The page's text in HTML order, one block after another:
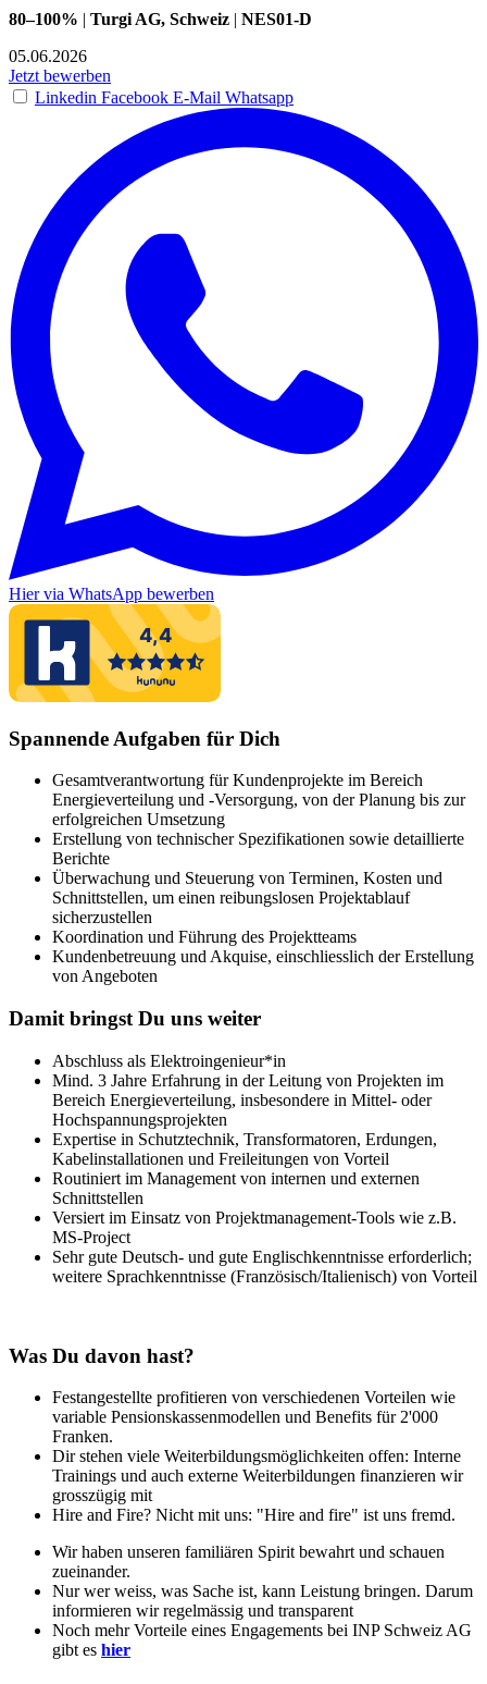
80–100% | Turgi AG, Schweiz | NES01-D
05.06.2026
Jetzt bewerben
Linkedin Facebook E-Mail Whatsapp
Hier via WhatsApp bewerben
Spannende Aufgaben für Dich
Gesamtverantwortung für Kundenprojekte im Bereich
Energieverteilung und -Versorgung, von der Planung bis zur
erfolgreichen Umsetzung
Erstellung von technischer Spezifikationen sowie detaillierte
Berichte
Überwachung und Steuerung von Terminen, Kosten und
Schnittstellen, um einen reibungslosen Projektablauf
sicherzustellen
Koordination und Führung des Projektteams
Kundenbetreuung und Akquise, einschliesslich der Erstellung
von Angeboten
Damit bringst Du uns weiter
Abschluss als Elektroingenieur*in
Mind. 3 Jahre Erfahrung in der Leitung von Projekten im
Bereich Energieverteilung, insbesondere in Mittel- oder
Hochspannungsprojekten
Expertise in Schutztechnik, Transformatoren, Erdungen,
Kabelinstallationen und Freileitungen von Vorteil
Routiniert im Management von internen und externen
Schnittstellen
Versiert im Einsatz von Projektmanagement-Tools wie z.B.
MS-Project
Sehr gute Deutsch- und gute Englischkenntnisse erforderlich;
weitere Sprachkenntnisse (Französisch/Italienisch) von Vorteil
Was Du davon hast?
Festangestellte profitieren von verschiedenen Vorteilen wie
variable Pensionskassenmodellen und Benefits für 2'000
Franken.
Dir stehen viele Weiterbildungsmöglichkeiten offen: Interne
Trainings und auch externe Weiterbildungen finanzieren wir
grosszügig mit
Hire and Fire? Nicht mit uns: "Hire and fire" ist uns fremd.
Wir haben unseren familiären Spirit bewahrt und schauen
zueinander.
Nur wer weiss, was Sache ist, kann Leistung bringen. Darum
informieren wir regelmässig und transparent
Noch mehr Vorteile eines Engagements bei INP Schweiz AG
gibt es hier